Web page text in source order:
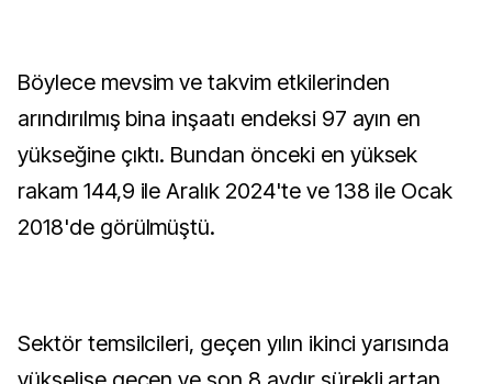
Böylece mevsim ve takvim etkilerinden
arındırılmış bina inşaatı endeksi 97 ayın en
yükseğine çıktı. Bundan önceki en yüksek
rakam 144,9 ile Aralık 2024'te ve 138 ile Ocak
2018'de görülmüştü.
Sektör temsilcileri, geçen yılın ikinci yarısında